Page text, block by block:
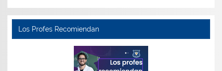
Los Profes Recomiendan